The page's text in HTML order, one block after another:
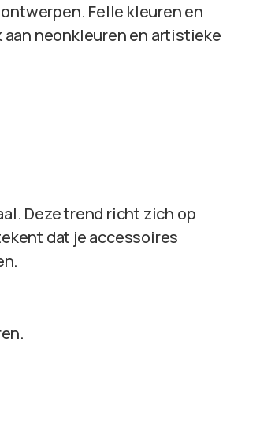
Felle kleuren en
neonkleuren en artistieke
Deze trend richt zich op
dat je accessoires